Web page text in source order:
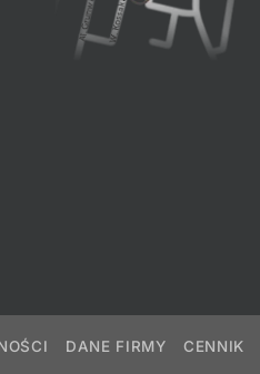
DANE FIRMY CENNIK